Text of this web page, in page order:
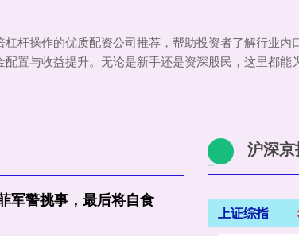
杆操作的优质配资公司推荐，帮助投资者了解行业内
置与收益提升。无论是新手还是资深股民，这里都能
军警挑事，最后将自食
沪深
上证综指